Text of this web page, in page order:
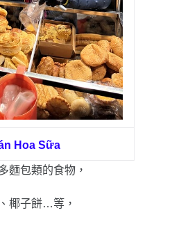
Hoa Sữa
麵包類的食物，
椰子餅…等，